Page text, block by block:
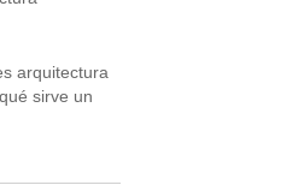
arquitectura
sirve un